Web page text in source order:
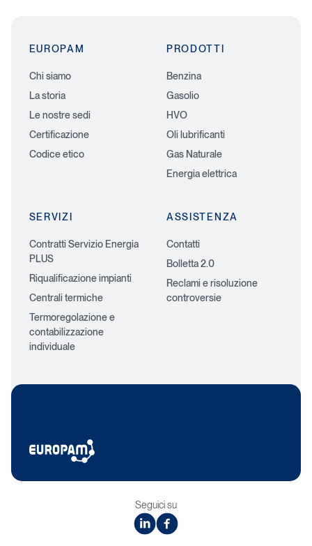
EUROPAM
Chi siamo
La storia
Le nostre sedi
Certificazione
Codice etico
PRODOTTI
Benzina
Gasolio
HVO
Oli lubrificanti
Gas Naturale
Energia elettrica
SERVIZI
Contratti Servizio Energia
PLUS
Riqualificazione impianti
Centrali termiche
Termoregolazione e
contabilizzazione
individuale
ASSISTENZA
Contatti
Bolletta 2.0
Reclami e risoluzione
controversie
Seguici su
linkedinfacebook